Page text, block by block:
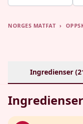
NORGES MATFAT ›
Ingredienser (
Ingredienser